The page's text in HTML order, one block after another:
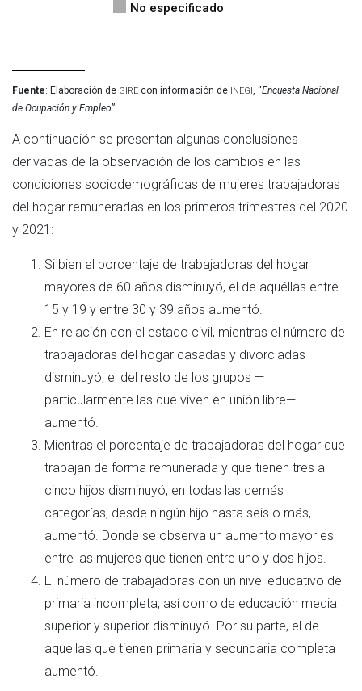
No especificado
Fuente: Elaboración de gire con información de inegi, “Encuesta Nacional
de Ocupación y Empleo”.
A continuación se presentan algunas conclusiones
derivadas de la observación de los cambios en las
condiciones sociodemográficas de mujeres trabajadoras
del hogar remuneradas en los primeros trimestres del 2020
y 2021:
Si bien el porcentaje de trabajadoras del hogar
mayores de 60 años disminuyó, el de aquéllas entre
15 y 19 y entre 30 y 39 años aumentó.
En relación con el estado civil, mientras el número de
trabajadoras del hogar casadas y divorciadas
disminuyó, el del resto de los grupos —
particularmente las que viven en unión libre—
aumentó.
Mientras el porcentaje de trabajadoras del hogar que
trabajan de forma remunerada y que tienen tres a
cinco hijos disminuyó, en todas las demás
categorías, desde ningún hijo hasta seis o más,
aumentó. Donde se observa un aumento mayor es
entre las mujeres que tienen entre uno y dos hijos.
El número de trabajadoras con un nivel educativo de
primaria incompleta, así como de educación media
superior y superior disminuyó. Por su parte, el de
aquellas que tienen primaria y secundaria completa
aumentó.